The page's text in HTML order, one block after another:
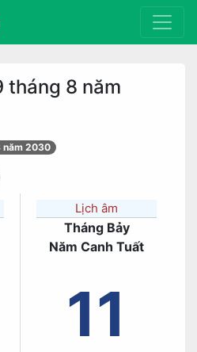
tháng 8 năm
năm 2030
Lịch âm
Tháng Bảy
Năm Canh Tuất
11